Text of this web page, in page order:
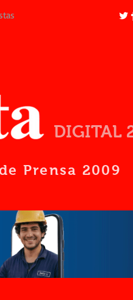
DIGITAL
Prensa 2009